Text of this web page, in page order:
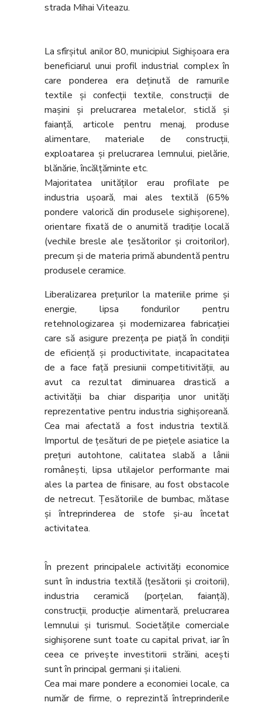
strada Mihai Viteazu.
La sfîrşitul anilor 80, municipiul Sighişoara era
beneficiarul unui profil industrial complex în
care ponderea era deţinută de ramurile
textile şi confecţii textile, construcţii de
maşini şi prelucrarea metalelor, sticlă şi
faianţă, articole pentru menaj, produse
alimentare, materiale de construcţii,
exploatarea şi prelucrarea lemnului, pielărie,
blănărie, încălţăminte etc.
Majoritatea unităţilor erau profilate pe
industria uşoară, mai ales textilă (65%
pondere valorică din produsele sighişorene),
orientare fixată de o anumită tradiţie locală
(vechile bresle ale ţesătorilor şi croitorilor),
precum şi de materia primă abundentă pentru
produsele ceramice.
Liberalizarea preţurilor la materiile prime şi
energie, lipsa fondurilor pentru
retehnologizarea şi modernizarea fabricaţiei
care să asigure prezenţa pe piaţă în condiţii
de eficienţă şi productivitate, incapacitatea
de a face faţă presiunii competitivităţii, au
avut ca rezultat diminuarea drastică a
activităţii ba chiar dispariţia unor unităţi
reprezentative pentru industria sighişoreană.
Cea mai afectată a fost industria textilă.
Importul de ţesături de pe pieţele asiatice la
preţuri autohtone, calitatea slabă a lânii
româneşti, lipsa utilajelor performante mai
ales la partea de finisare, au fost obstacole
de netrecut. Ţesătoriile de bumbac, mătase
şi întreprinderea de stofe şi-au încetat
activitatea.
În prezent principalele activităţi economice
sunt în industria textilă (ţesătorii şi croitorii),
industria ceramică (porţelan, faianţă),
construcţii, producţie alimentară, prelucrarea
lemnului şi turismul. Societăţile comerciale
sighişorene sunt toate cu capital privat, iar în
ceea ce priveşte investitorii străini, aceşti
sunt în principal germani şi italieni.
Cea mai mare pondere a economiei locale, ca
număr de firme, o reprezintă întreprinderile